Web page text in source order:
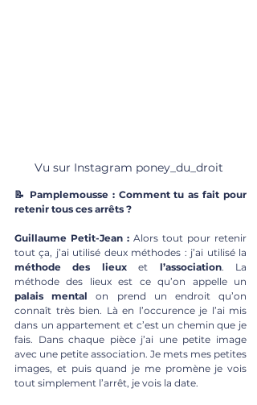
Vu sur Instagram poney_du_droit
📝 Pamplemousse : Comment tu as fait pour
retenir tous ces arrêts ?
Guillaume Petit-Jean : Alors tout pour retenir
méthode des lieux et l’association. La
palais mental on prend un endroit qu’on
connaît très bien. Là en l’occurence je l’ai mis
dans un appartement et c’est un chemin que je
fais. Dans chaque pièce j’ai une petite image
avec une petite association. Je mets mes petites
images, et puis quand je me promène je vois
tout simplement l’arrêt, je vois la date.